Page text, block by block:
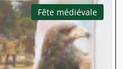
Fête médiévale